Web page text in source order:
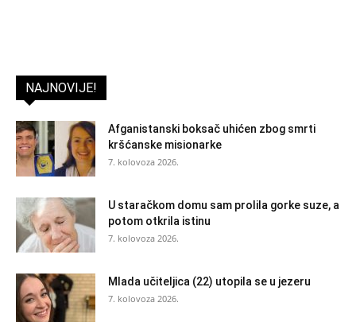
NAJNOVIJE!
Afganistanski boksač uhićen zbog smrti
kršćanske misionarke
7. kolovoza 2026.
U staračkom domu sam prolila gorke suze, a
potom otkrila istinu
7. kolovoza 2026.
Mlada učiteljica (22) utopila se u jezeru
7. kolovoza 2026.